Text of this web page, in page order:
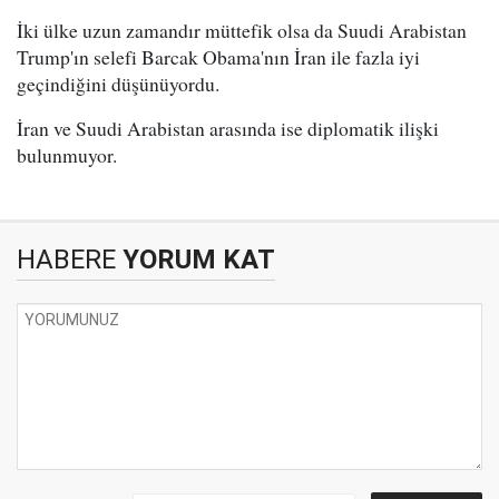
İki ülke uzun zamandır müttefik olsa da Suudi Arabistan
Trump'ın selefi Barcak Obama'nın İran ile fazla iyi
geçindiğini düşünüyordu.
İran ve Suudi Arabistan arasında ise diplomatik ilişki
bulunmuyor.
HABERE YORUM KAT